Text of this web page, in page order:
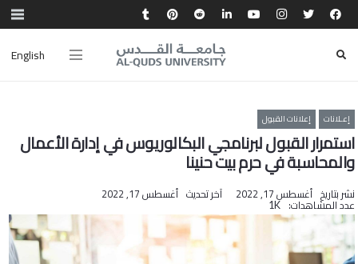
English
إعـلانات إعلانات القبول
استمرار القبول لبرنامجي البكالوريوس في إدارة الأعمال
والمحاسبة في حرم بيت حنينا
نشر بتاريخ أغسطس 17, 2022 آخر تحديث أغسطس 17, 2022
عدد المشاهدات: 1K